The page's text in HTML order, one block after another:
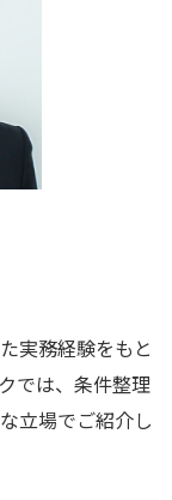
実務経験をもと
では、条件整理
立場でご紹介し